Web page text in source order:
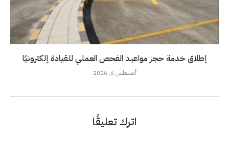
إطلاق خدمة حجز مواعيد الفحص العملي للقيادة إلكترونيًا
أغسطس 6, 2026
اترك تعليقًا